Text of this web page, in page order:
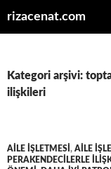
rizacenat.com
Kategori arşivi:
ilişkileri
AILE IŞLETMESI , AILE
PERAKENDECILERLE